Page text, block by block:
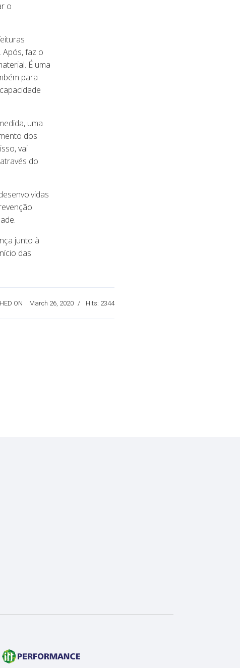
o
faz o
É uma
para
uma
dos
vai
do
junto à
das
ON March 26, 2020 Hits: 2344
1.000 kits e insumos para detecção do novo coronavírus
do futuro